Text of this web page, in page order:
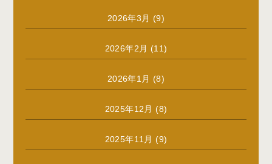
2026年3月 (9)
2026年2月 (11)
2026年1月 (8)
2025年12月 (8)
2025年11月 (9)